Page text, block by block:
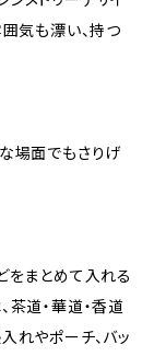
気も漂い、持つ
場面でもさりげ
をまとめて入れる
茶道・華道・香道
れやポーチ、バッ